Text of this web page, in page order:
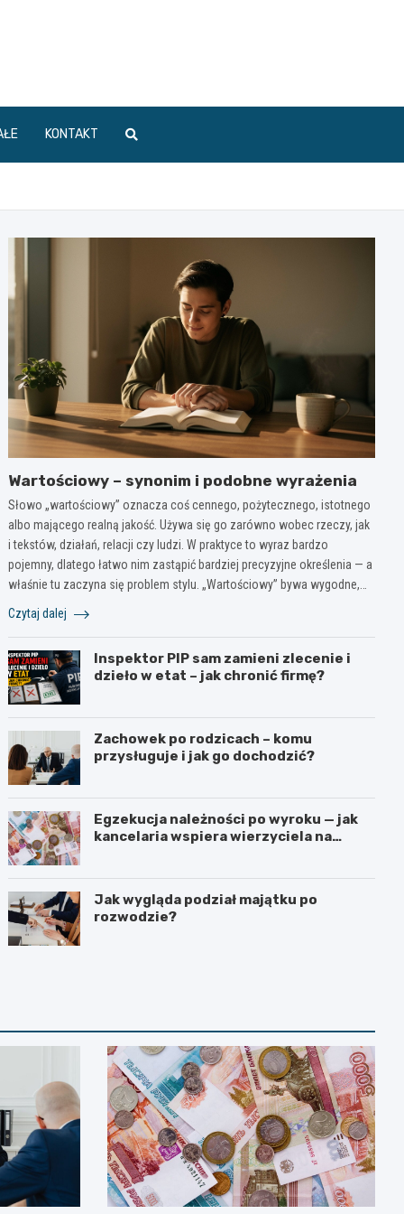
KONTAKT
Wartościowy – synonim i podobne wyrażenia
Słowo „wartościowy” oznacza coś cennego, pożytecznego, istotnego
albo mającego realną jakość. Używa się go zarówno wobec rzeczy, jak
i tekstów, działań, relacji czy ludzi. W praktyce to wyraz bardzo
pojemny, dlatego łatwo nim zastąpić bardziej precyzyjne określenia — a
właśnie tu zaczyna się problem stylu. „Wartościowy” bywa wygodne,…
Czytaj dalej
Inspektor PIP sam zamieni zlecenie i
dzieło w etat – jak chronić firmę?
Zachowek po rodzicach – komu
przysługuje i jak go dochodzić?
Egzekucja należności po wyroku — jak
kancelaria wspiera wierzyciela na
Jak wygląda podział majątku po
rozwodzie?